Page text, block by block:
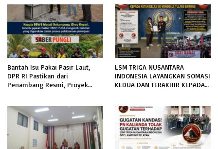
Bantah Isu Pakai Pasir Laut,
DPR RI Pastikan dari
Penambang Resmi, Proyek
LSM TRIGA NUSANTARA
INDONESIA LAYANGKAN SOMASI
KEDUA DAN TERAKHIR KEPADA
INFORMASI PUBLIK